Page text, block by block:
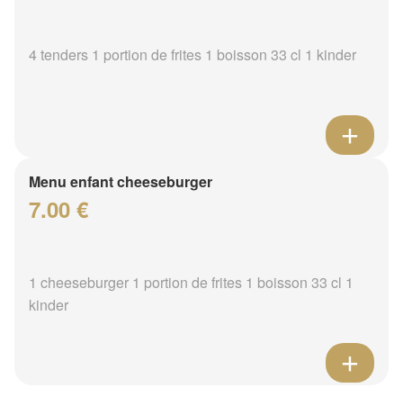
4 tenders 1 portion de frites 1 boisson 33 cl 1 kinder
Menu enfant cheeseburger
7.00 €
1 cheeseburger 1 portion de frites 1 boisson 33 cl 1
kinder